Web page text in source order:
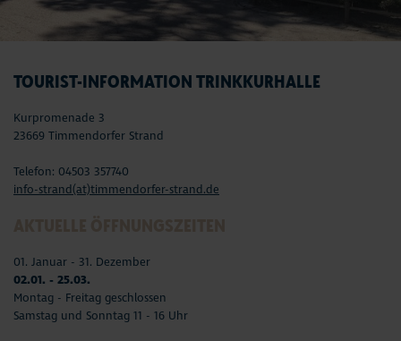
TOURIST-INFORMATION TRINKKURHALLE
Kurpromenade 3
23669 Timmendorfer Strand
Telefon: 04503 357740
info-strand(at)timmendorfer-strand.de
01. Januar - 31. Dezember
02.01. - 25.03.
Montag - Freitag geschlossen
Samstag und Sonntag 11 - 16 Uhr